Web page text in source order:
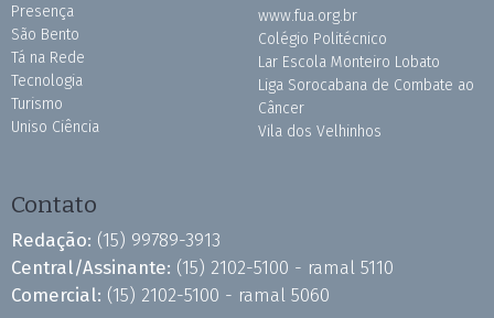
Presença
São Bento
Tá na Rede
Tecnologia
Turismo
Uniso Ciência
www.fua.org.br
Colégio Politécnico
Lar Escola Monteiro Lobato
Liga Sorocabana de Combate ao
Câncer
Vila dos Velhinhos
Contato
Redação: (15) 99789-3913
Central/Assinante: (15) 2102-5100 - ramal 5110
Comercial: (15) 2102-5100 - ramal 5060